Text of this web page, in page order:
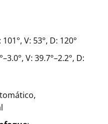
V: 53°, D: 120°
V: 39.7°–2.2°, D: